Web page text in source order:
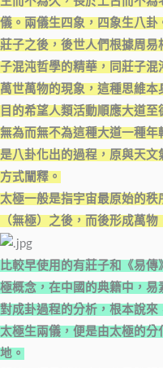
儀。兩儀生四象，四象生八卦
莊子之後，後世人們根據周
子混沌哲學的精華，同莊子
萬世萬物的現象，這種思維
目的希望人類活動順應大道
無為而無不為這種大道一種
是八卦化出的過程，原與天
方式闡釋。
太極一般是指宇宙最原始的
（無極）之後，而後形成萬物
比較早使用的有莊子和《易
極概念，在中國的典籍中，易
對成卦過程的分析，根本說來
太極生兩儀，便是由太極的
地。